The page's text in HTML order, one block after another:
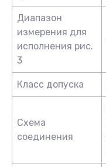
Диапазон
измерения для
исполнения рис.
3
Класс допуска
Схема
соединения